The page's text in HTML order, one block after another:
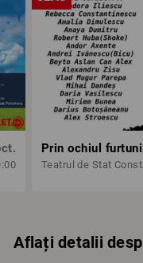
Prin ochiul
Teatrul de Stat
Aflați detalii